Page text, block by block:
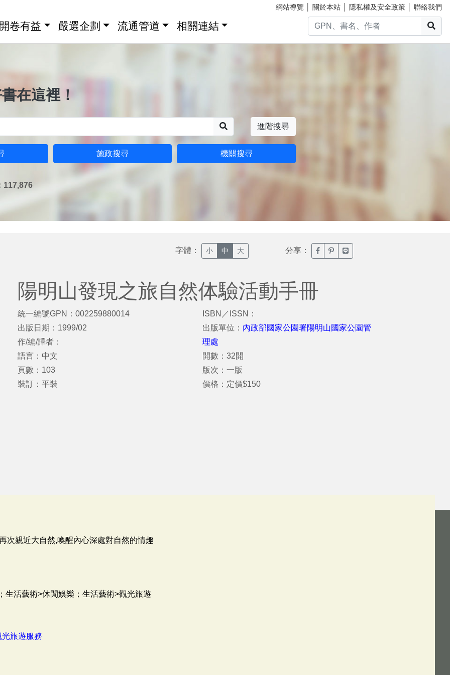
網站導覽 關於本站 隱私權及安全政策 聯絡我們
卷有益 嚴選企劃 流通管道 相關連結
在這裡！
進階搜尋
施政搜尋 機關搜尋
117,876
字體： 小 中 大 分享： 臉書分享(另開新視窗)
噗浪分享(另開新視窗)
Line分享(另開新視窗)
陽明山發現之旅自然体驗活動手冊
統一編號GPN：002259880014
出版日期：1999/02
作/編/譯者：
語言：中文
頁數：103
裝訂：平裝
ISBN／ISSN：
出版單位： 內政部國家公園署陽明山國家公園管
理處
開數：32開
版次：一版
價格：定價$150
次親近大自然,喚醒內心深處對自然的情趣
生活藝術>休閒娛樂；生活藝術>觀光旅遊
旅遊服務